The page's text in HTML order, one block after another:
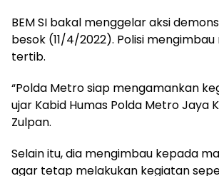
BEM SI bakal menggelar aksi
besok (11/4/2022). Polisi
tertib.
“Polda Metro siap mengamankan
ujar Kabid Humas Polda Metro Jaya
Zulpan.
Selain itu, dia mengimbau kepada
agar tetap melakukan kegiatan